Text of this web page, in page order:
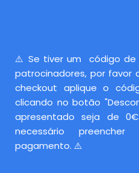
⚠️ Se tiver um código de
patrocinadores, por favor
checkout aplique o
clicando no botão
apresentado seja de
necessário
pagamento. ⚠️